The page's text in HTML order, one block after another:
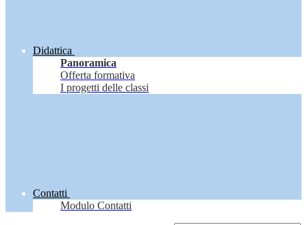
Didattica
Panoramica
Offerta formativa
I progetti delle classi
Contatti
Modulo Contatti